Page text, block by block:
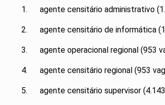
1. agente censitário administrativo
2. agente censitário de informática
3. agente operacional regional (953
4. agente censitário regional (953
5. agente censitário supervisor (4.143